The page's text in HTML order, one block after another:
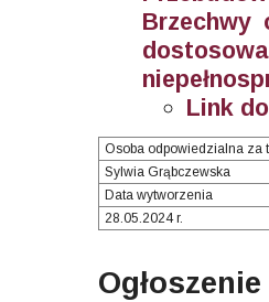
Brzechwy
Link
Osoba odpowiedzialna za
Sylwia Grąbczewska
Data wytworzenia
28.05.2024 r.